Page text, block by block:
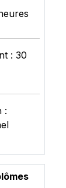
: 30
: